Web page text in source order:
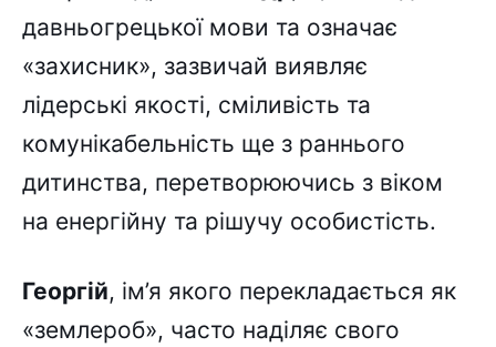
давньогрецької мови та означає
«захисник», зазвичай виявляє
лідерські якості, сміливість та
комунікабельність ще з раннього
дитинства, перетворюючись з віком
на енергійну та рішучу особистість.
Георгій, ім’я якого перекладається як
«землероб», часто наділяє свого